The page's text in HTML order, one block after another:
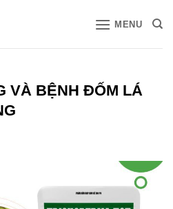
MENU
VÀ BỆNH ĐỐM LÁ